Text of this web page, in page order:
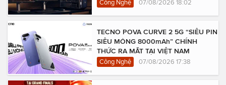
Công Nghệ 07/08/2026 18:02
TECNO POVA CURVE 2 5G “SIÊU PIN
SIÊU MỎNG 8000mAh” CHÍNH
THỨC RA MẮT TẠI VIỆT NAM
Công Nghệ 07/08/2026 17:38